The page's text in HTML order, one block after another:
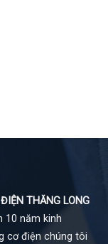
THĂNG LONG
10 năm kinh
cơ điện chúng tôi